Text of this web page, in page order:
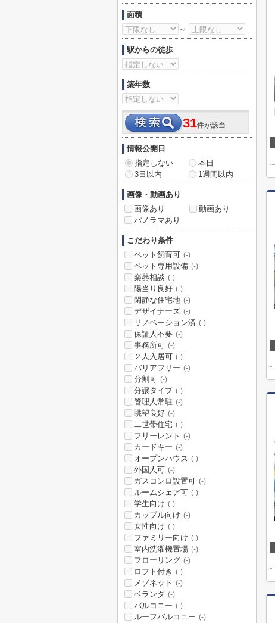
面積
～
駅からの徒歩
築年数
31件が該当
情報公開日
指定しない
本日
3日以内
1週間以内
画像・動画あり
画像あり
動画あり
パノラマあり
こだわり条件
ペット飼育可 (-)
ペット専用設備 (-)
楽器相談 (-)
陽当り良好 (-)
閑静な住宅地 (-)
デザイナーズ (-)
リノベーション済 (-)
保証人不要 (-)
事務所可 (-)
２人入居可 (-)
バリアフリー (-)
分割可 (-)
分譲タイプ (-)
管理人常駐 (-)
眺望良好 (-)
二世帯住宅 (-)
フリーレント (-)
カードキー (-)
オープンハウス (-)
外国人可 (-)
ガスコンロ設置可 (-)
ルームシェア可 (-)
学生向け (-)
カップル向け (-)
女性向け (-)
ファミリー向け (-)
室内洗濯機置場 (-)
フローリング (-)
ロフト付き (-)
メゾネット (-)
ベランダ (-)
バルコニー (-)
ルーフバルコニー (-)